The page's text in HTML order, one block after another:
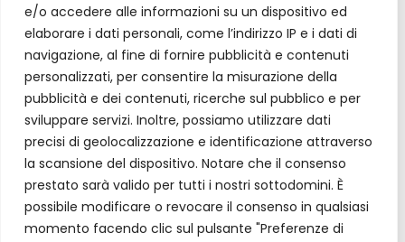
e/o accedere alle informazioni su un dispositivo ed
elaborare i dati personali, come l’indirizzo IP e i dati di
navigazione, al fine di fornire pubblicità e contenuti
personalizzati, per consentire la misurazione della
pubblicità e dei contenuti, ricerche sul pubblico e per
sviluppare servizi. Inoltre, possiamo utilizzare dati
precisi di geolocalizzazione e identificazione attraverso
la scansione del dispositivo. Notare che il consenso
prestato sarà valido per tutti i nostri sottodomini. È
possibile modificare o revocare il consenso in qualsiasi
momento facendo clic sul pulsante "Preferenze di
Fax: +39 059 55 60 54
General enquiries:
info@formbags.it
Sales enquiries:
sales@formbags.it
Follow us on Instagram
Follow us on LinkedIn